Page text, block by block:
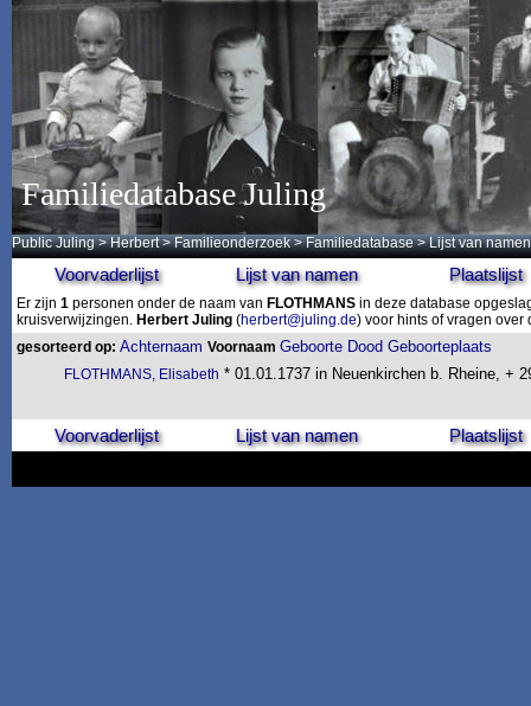
Familiedatabase Juling
Public Juling >Herbert >Familieonderzoek >Familiedatabase > Lijst van namen
Voorvaderlijst Lijst van namen Plaatslijst
Er zijn 1 personen onder de naam van FLOTHMANS in deze database
kruisverwijzingen. Herbert Juling (herbert@juling.de) voor hints of vragen
gesorteerd op: Achternaam Voornaam Geboorte Dood Geboorteplaats
FLOTHMANS, Elisabeth * 01.01.1737 in Neuenkirchen b. Rheine, +
Voorvaderlijst Lijst van namen Plaatslijst